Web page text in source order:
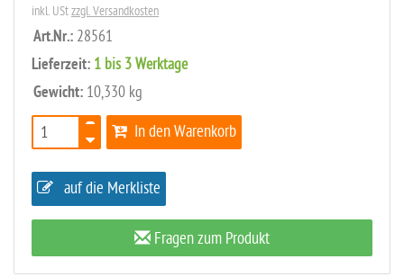
inkl. UStzzgl. Versandkosten
Art.Nr.: 28561
Lieferzeit: 1 bis 3 Werktage
Gewicht: 10,330 kg
In den Warenkorb
auf die Merkliste
Fragen zum Produkt